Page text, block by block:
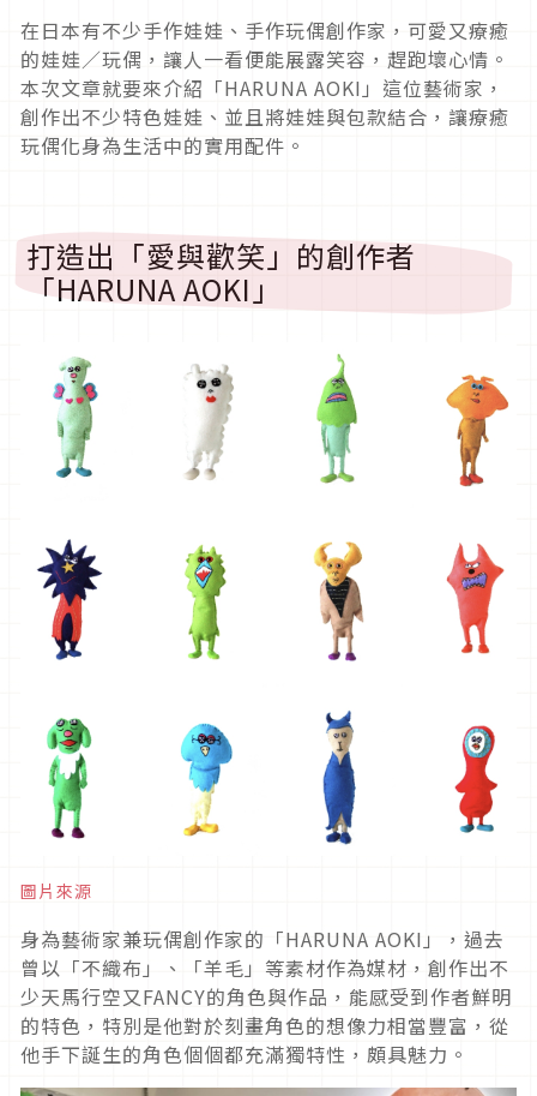
在日本有不少手作娃娃、手作玩偶創作家，可愛又療癒
的娃娃／玩偶，讓人一看便能展露笑容，趕跑壞心情。
本次文章就要來介紹「HARUNA AOKI」這位藝術家，
創作出不少特色娃娃、並且將娃娃與包款結合，讓療癒
玩偶化身為生活中的實用配件。
打造出「愛與歡笑」的創作者
「HARUNA AOKI」
圖片來源
身為藝術家兼玩偶創作家的「HARUNA AOKI」，過去
曾以「不織布」、「羊毛」等素材作為媒材，創作出不
少天馬行空又FANCY的角色與作品，能感受到作者鮮明
的特色，特別是他對於刻畫角色的想像力相當豐富，從
他手下誕生的角色個個都充滿獨特性，頗具魅力。